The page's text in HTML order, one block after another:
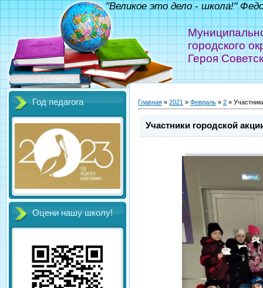
городского
Героя
"Великое это дело - школа!"
Год педагога
Оцени нашу школу!
Главная » 2021 » Февраль » 2 »
Участники городской